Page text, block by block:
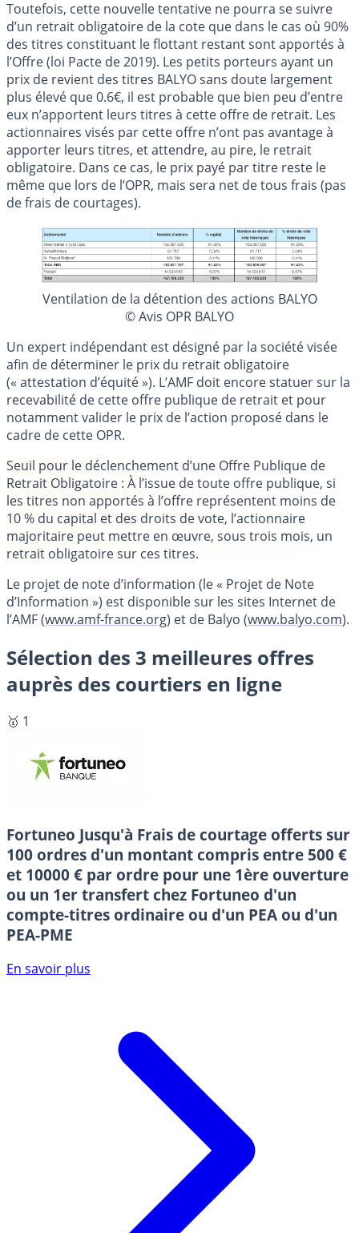
Toutefois, cette nouvelle tentative ne pourra se suivre
d’un retrait obligatoire de la cote que dans le cas où 90%
des titres constituant le flottant restant sont apportés à
l’Offre (loi Pacte de 2019). Les petits porteurs ayant un
prix de revient des titres BALYO sans doute largement
plus élevé que 0.6€, il est probable que bien peu d’entre
eux n’apportent leurs titres à cette offre de retrait. Les
actionnaires visés par cette offre n’ont pas avantage à
apporter leurs titres, et attendre, au pire, le retrait
obligatoire. Dans ce cas, le prix payé par titre reste le
même que lors de l’OPR, mais sera net de tous frais (pas
de frais de courtages).
Ventilation de la détention des actions BALYO
© Avis OPR BALYO
Un expert indépendant est désigné par la société visée
afin de déterminer le prix du retrait obligatoire
(« attestation d’équité »). L’AMF doit encore statuer sur la
recevabilité de cette offre publique de retrait et pour
notamment valider le prix de l’action proposé dans le
cadre de cette OPR.
Seuil pour le déclenchement d’une Offre Publique de
Retrait Obligatoire : À l’issue de toute offre publique, si
les titres non apportés à l’offre représentent moins de
10 % du capital et des droits de vote, l’actionnaire
majoritaire peut mettre en œuvre, sous trois mois, un
retrait obligatoire sur ces titres.
Le projet de note d’information (le « Projet de Note
d’Information ») est disponible sur les sites Internet de
l’AMF (www.amf-france.org) et de Balyo (www.balyo.com).
Sélection des 3 meilleures offres
auprès des courtiers en ligne
🥇 1
Fortuneo Jusqu'à Frais de courtage offerts sur
100 ordres d'un montant compris entre 500 €
et 10000 € par ordre pour une 1ère ouverture
ou un 1er transfert chez Fortuneo d'un
compte-titres ordinaire ou d'un PEA ou d'un
PEA-PME
En savoir plus